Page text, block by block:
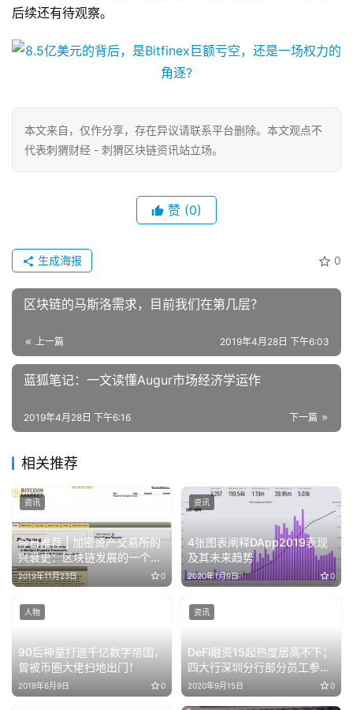
后续还有待观察。
本文来自 ，仅作分享，存在异议请联系平台删除。本文观点不
代表刺猬财经 - 刺猬区块链资讯站立场。
赞 (0)
0
生成海报
区块链的马斯洛需求，目前我们在第几层？
上一篇 2019年4月28日 下午6:03
蓝狐笔记：一文读懂Augur市场经济学运作
下一篇
2019年4月28日 下午6:16
相关推荐
今日推荐 | 加密资产交易所的
兴衰史：区块链发展的一个重
要侧影
2019年11月23日 0
资讯
4张图表阐释DApp2019表现
及其未来趋势
2020年1月9日 0
资讯
90后神童打造千亿数字帝国，
曾被币圈大佬扫地出门！
2019年6月9日 0
人物
DeFi融资15起热度居高不下；
四大行深圳分行部分员工参与
DCEP内测
2020年9月15日 0
资讯